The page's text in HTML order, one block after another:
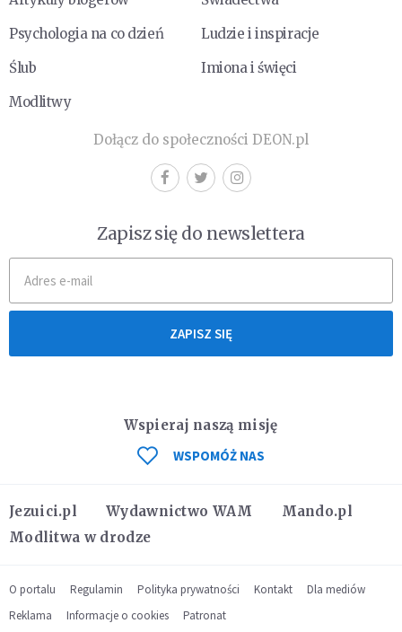
Psychologia na co dzień
Ludzie i inspiracje
Ślub
Imiona i święci
Modlitwy
Dołącz do społeczności DEON.pl
Zapisz się do newslettera
ZAPISZ SIĘ
Jezuici.pl Wydawnictwo WAM
Mando.pl
Modlitwa w drodze
Wspieraj naszą misję
WSPOMÓŻ NAS
O portalu Regulamin Polityka prywatności Kontakt
Dla mediów
Reklama
Informacje o cookies Patronat